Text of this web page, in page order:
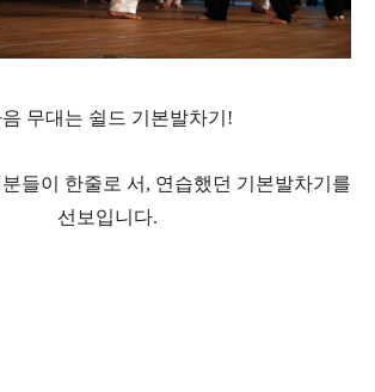
무대는 쉴드 기본발차기!
들이 한줄로 서, 연습했던 기본발차기를
선보입니다.